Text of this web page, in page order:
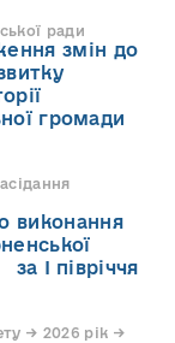
ради
змін до
громади
виконання
І півріччя
→ 2026 рік →